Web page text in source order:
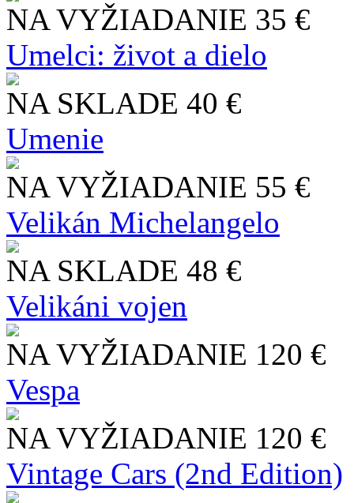
NA VYŽIADANIE 35 €
Umelci: život a dielo
NA SKLADE 40 €
Umenie
NA VYŽIADANIE 55 €
Velikán Michelangelo
NA SKLADE 48 €
Velikáni vojen
NA VYŽIADANIE 120 €
Vespa
NA VYŽIADANIE 120 €
Vintage Cars (2nd Edition)